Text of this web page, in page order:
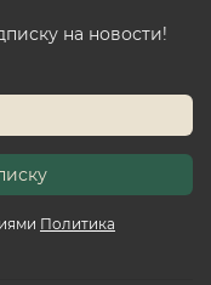
на новости!
Политика